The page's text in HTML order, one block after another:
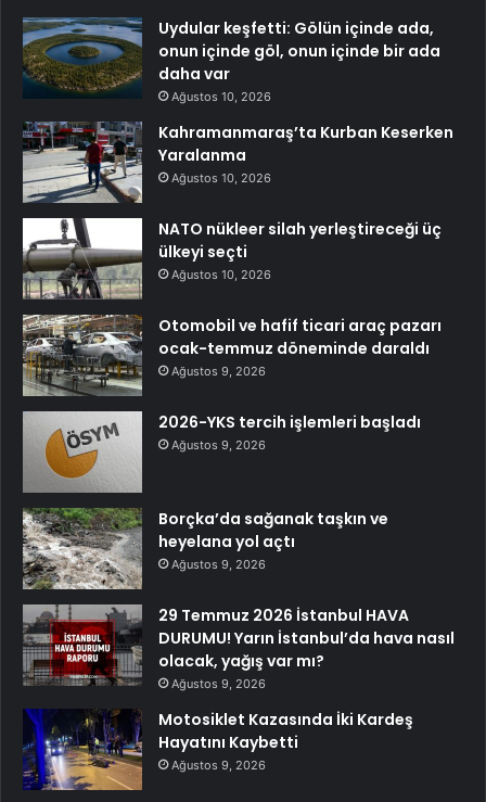
Uydular keşfetti: Gölün içinde ada,
onun içinde göl, onun içinde bir ada
daha var
Ağustos 10, 2026
Kahramanmaraş’ta Kurban Keserken
Yaralanma
Ağustos 10, 2026
NATO nükleer silah yerleştireceği üç
ülkeyi seçti
Ağustos 10, 2026
Otomobil ve hafif ticari araç pazarı
ocak-temmuz döneminde daraldı
Ağustos 9, 2026
2026-YKS tercih işlemleri başladı
Ağustos 9, 2026
Borçka’da sağanak taşkın ve
heyelana yol açtı
Ağustos 9, 2026
29 Temmuz 2026 İstanbul HAVA
DURUMU! Yarın İstanbul’da hava nasıl
olacak, yağış var mı?
Ağustos 9, 2026
Motosiklet Kazasında İki Kardeş
Hayatını Kaybetti
Ağustos 9, 2026